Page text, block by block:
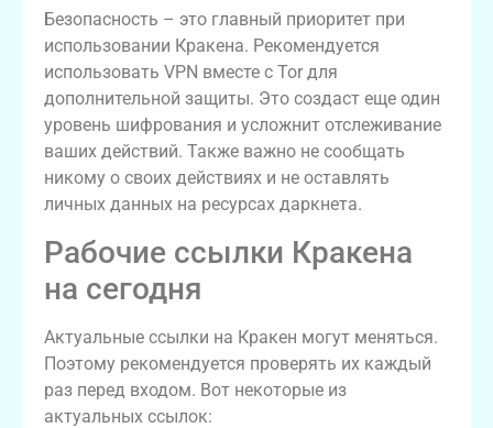
Безопасность – это главный приоритет при
использовании Кракена. Рекомендуется
использовать VPN вместе с Tor для
дополнительной защиты. Это создаст еще один
уровень шифрования и усложнит отслеживание
ваших действий. Также важно не сообщать
никому о своих действиях и не оставлять
личных данных на ресурсах даркнета.
Рабочие ссылки Кракена
на сегодня
Актуальные ссылки на Кракен могут меняться.
Поэтому рекомендуется проверять их каждый
раз перед входом. Вот некоторые из
актуальных ссылок: